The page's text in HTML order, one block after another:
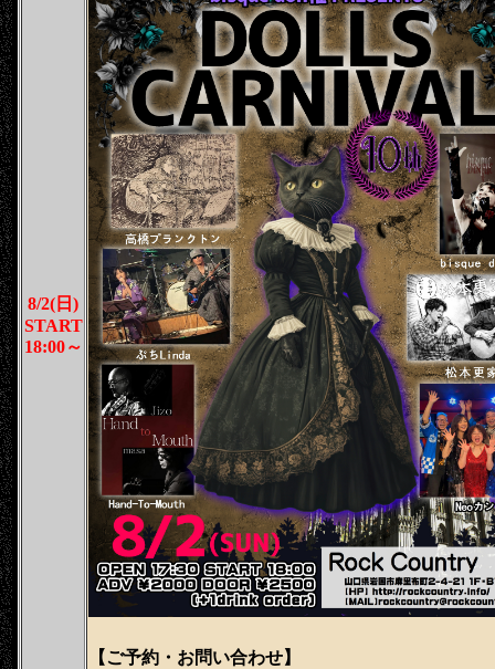
8/2(日)
START
18:00～
【ご予約・ お問い合わせ】